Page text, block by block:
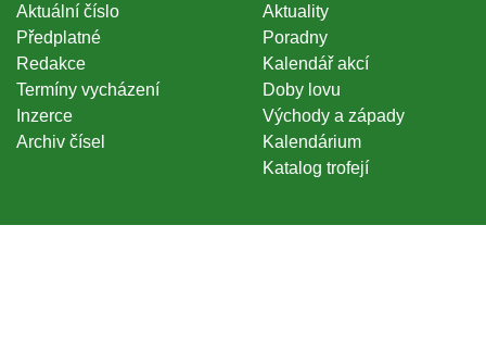
Aktuální číslo
Předplatné
Redakce
Termíny vycházení
Inzerce
Archiv čísel
Aktuality
Poradny
Kalendář akcí
Doby lovu
Východy a západy
Kalendárium
Katalog trofejí